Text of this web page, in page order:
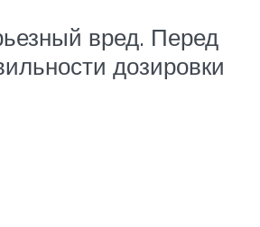
вред. Перед
дозировки